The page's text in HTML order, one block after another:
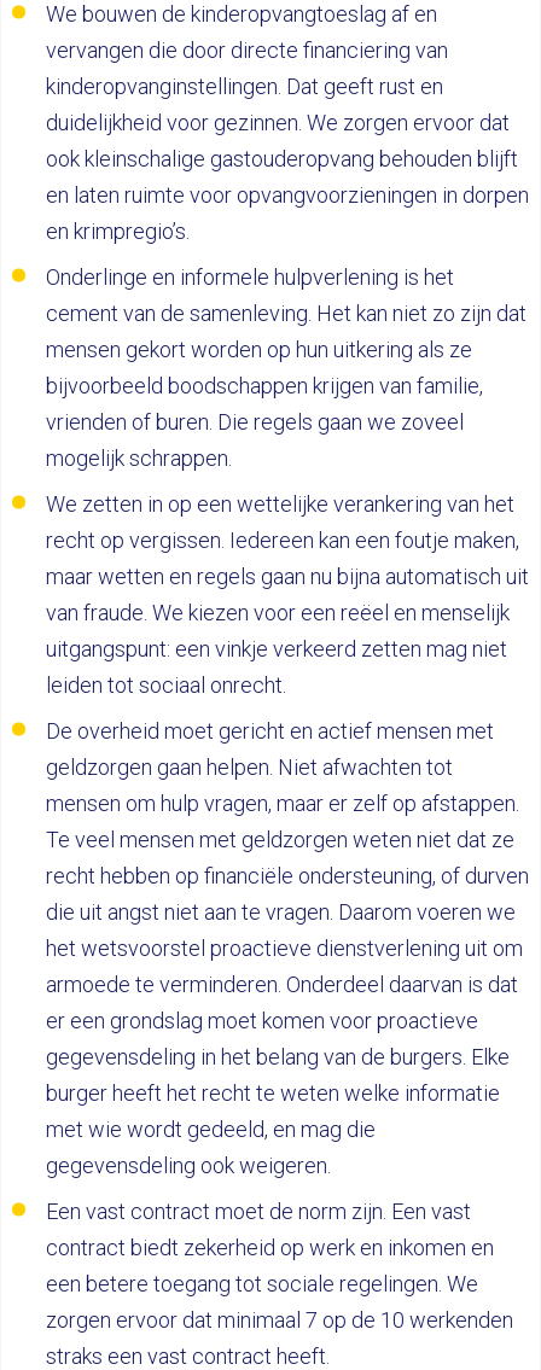
We bouwen de kinderopvangtoeslag af en
vervangen die door directe financiering van
kinderopvanginstellingen. Dat geeft rust en
duidelijkheid voor gezinnen. We zorgen ervoor dat
ook kleinschalige gastouderopvang behouden blijft
en laten ruimte voor opvangvoorzieningen in dorpen
en krimpregio’s.
Onderlinge en informele hulpverlening is het
cement van de samenleving. Het kan niet zo zijn dat
mensen gekort worden op hun uitkering als ze
bijvoorbeeld boodschappen krijgen van familie,
vrienden of buren. Die regels gaan we zoveel
mogelijk schrappen.
We zetten in op een wettelijke verankering van het
recht op vergissen. Iedereen kan een foutje maken,
maar wetten en regels gaan nu bijna automatisch uit
van fraude. We kiezen voor een reëel en menselijk
uitgangspunt: een vinkje verkeerd zetten mag niet
leiden tot sociaal onrecht.
De overheid moet gericht en actief mensen met
geldzorgen gaan helpen. Niet afwachten tot
mensen om hulp vragen, maar er zelf op afstappen.
Te veel mensen met geldzorgen weten niet dat ze
recht hebben op financiële ondersteuning, of durven
die uit angst niet aan te vragen. Daarom voeren we
het wetsvoorstel proactieve dienstverlening uit om
armoede te verminderen. Onderdeel daarvan is dat
er een grondslag moet komen voor proactieve
gegevensdeling in het belang van de burgers. Elke
burger heeft het recht te weten welke informatie
met wie wordt gedeeld, en mag die
gegevensdeling ook weigeren.
Een vast contract moet de norm zijn. Een vast
contract biedt zekerheid op werk en inkomen en
een betere toegang tot sociale regelingen. We
zorgen ervoor dat minimaal 7 op de 10 werkenden
straks een vast contract heeft.